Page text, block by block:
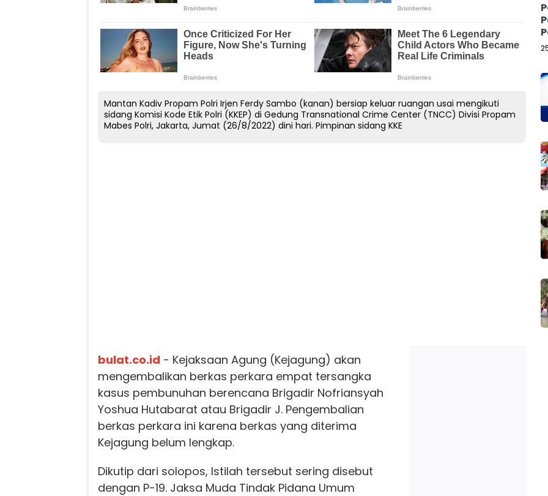
Mantan Kadiv Propam Polri Irjen Ferdy Sambo (kanan) bersiap keluar ruangan usai mengikuti
sidang Komisi Kode Etik Polri (KKEP) di Gedung Transnational Crime Center (TNCC) Divisi Propam
Mabes Polri, Jakarta, Jumat (26/8/2022) dini hari. Pimpinan sidang KKE
bulat.co.id - Kejaksaan Agung (Kejagung) akan
mengembalikan berkas perkara empat tersangka
kasus pembunuhan berencana Brigadir Nofriansyah
Yoshua Hutabarat atau Brigadir J. Pengembalian
berkas perkara ini karena berkas yang diterima
Kejagung belum lengkap.
Dikutip dari solopos, Istilah tersebut sering disebut
dengan P-19. Jaksa Muda Tindak Pidana Umum